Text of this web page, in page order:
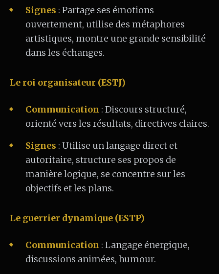
Signes : Partage ses émotions
ouvertement, utilise des métaphores
artistiques, montre une grande sensibilité
dans les échanges.
Le roi organisateur (ESTJ)
Communication : Discours structuré,
orienté vers les résultats, directives claires.
Signes : Utilise un langage direct et
autoritaire, structure ses propos de
manière logique, se concentre sur les
objectifs et les plans.
Le guerrier dynamique (ESTP)
Communication : Langage énergique,
discussions animées, humour.